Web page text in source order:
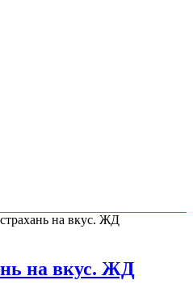
на вкус. ЖД
на вкус. ЖД